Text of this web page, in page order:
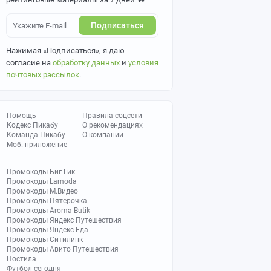
Подписаться
Нажимая «Подписаться», я даю
согласие на обработку данных и условия
почтовых рассылок.
Помощь
Кодекс Пикабу
Команда Пикабу
Моб. приложение
Правила соцсети
О рекомендациях
О компании
Промокоды Биг Гик
Промокоды Lamoda
Промокоды М.Видео
Промокоды Пятерочка
Промокоды Aroma Butik
Промокоды Яндекс Путешествия
Промокоды Яндекс Еда
Промокоды Ситилинк
Промокоды Авито Путешествия
Постила
Футбол сегодня